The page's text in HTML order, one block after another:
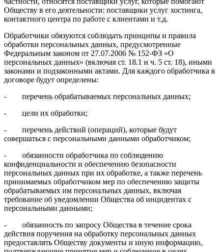
Обществу в его деятельности: поставщики услуг хостинга,
контактного центра по работе с клиентами и т.д.
Обработчики обязуются соблюдать принципы и правила
обработки персональных данных, предусмотренные
Федеральным законом от 27.07.2006 № 152-ФЗ «О
персональных данных» (включая ст. 18.1 и ч. 5 ст. 18), иными
законами и подзаконными актами. Для каждого обработчика в
договоре будут определены:
- перечень обрабатываемых персональных данных;
- цели их обработки;
- перечень действий (операций), которые будут
совершаться с персональными данными обработчиком;
- обязанности обработчика по соблюдению
конфиденциальности и обеспечению безопасности
персональных данных при их обработке, а также перечень
принимаемых обработчиком мер по обеспечению защиты
обрабатываемых им персональных данных, включая
требование об уведомлении Общества об инцидентах с
персональными данными;
- обязанность по запросу Общества в течение срока
действия поручения на обработку персональных данных
предоставлять Обществу документы и иную информацию,